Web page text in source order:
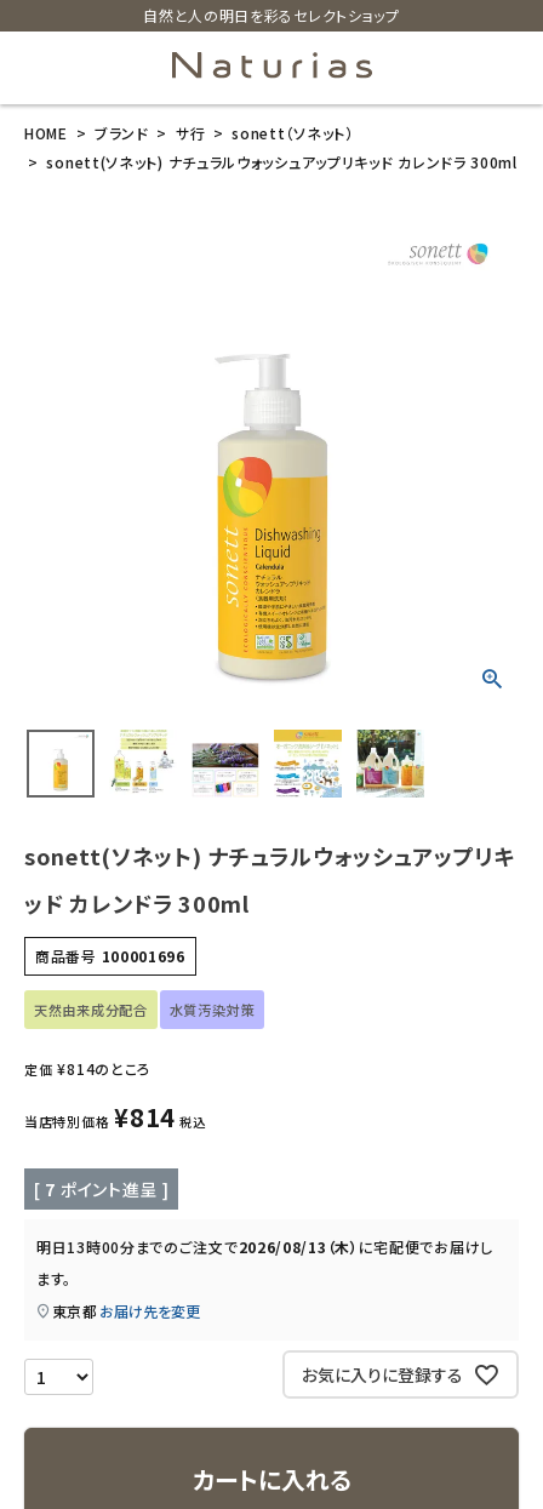
自然と人の明日を彩るセレクトショップ
search
カテゴリーから探す
美容・コスメ・香水
衛生用品
日用品雑貨
フェムケア
キッチン用品
ブランド
HOME ブランド サ行
sonett（ソネット）
sonett(ソネット) ナチュラルウォッシュアップリキッド カレンドラ 300ml
sonett(ソネット) ナチュラルウォッシュアップリキ
ッド カレンドラ 300ml
商品番号 100001696
天然由来成分配合 水質汚染対策
定価 ¥814のところ
当店特別価格 ¥814 税込
[ 7 ポイント進呈 ]
明日13時00分までのご注文で2026/08/13（木） に宅配便でお届けし
ます。
東京都 お届け先を変更
お気に入りに登録する
カートに入れる